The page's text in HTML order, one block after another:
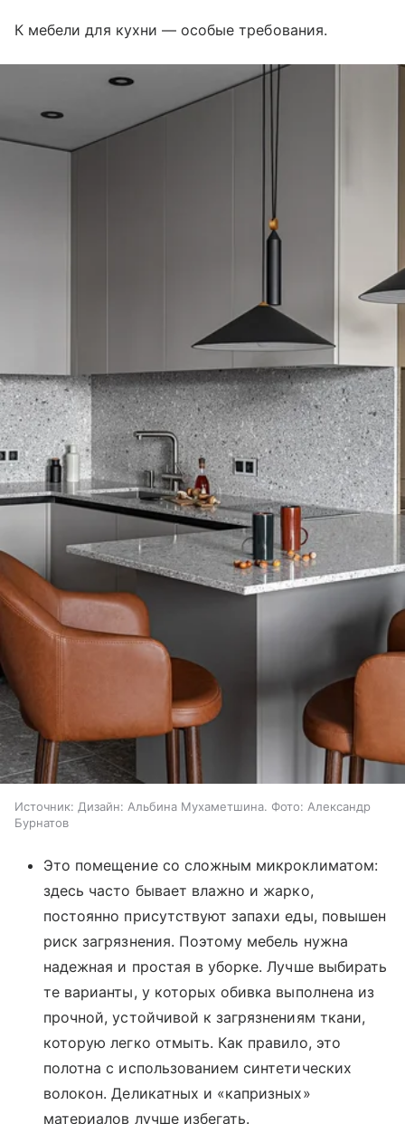
К мебели для кухни — особые требования.
Источник: Дизайн: Альбина Мухаметшина. Фото: Александр
Бурнатов
Это помещение со сложным микроклиматом:
здесь часто бывает влажно и жарко,
постоянно присутствуют запахи еды, повышен
риск загрязнения. Поэтому мебель нужна
надежная и простая в уборке. Лучше выбирать
те варианты, у которых обивка выполнена из
прочной, устойчивой к загрязнениям ткани,
которую легко отмыть. Как правило, это
полотна с использованием синтетических
волокон. Деликатных и «капризных»
материалов лучше избегать.